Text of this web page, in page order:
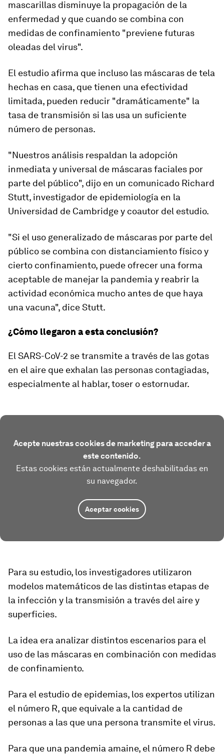
mascarillas disminuye la propagación de la
enfermedad y que cuando se combina con
medidas de confinamiento "previene futuras
oleadas del virus".
El estudio afirma que incluso las máscaras de tela
hechas en casa, que tienen una efectividad
limitada, pueden reducir "dramáticamente" la
tasa de transmisión si las usa un suficiente
número de personas.
"Nuestros análisis respaldan la adopción
inmediata y universal de máscaras faciales por
parte del público", dijo en un comunicado Richard
Stutt, investigador de epidemiología en la
Universidad de Cambridge y coautor del estudio.
"Si el uso generalizado de máscaras por parte del
público se combina con distanciamiento físico y
cierto confinamiento, puede ofrecer una forma
aceptable de manejar la pandemia y reabrir la
actividad económica mucho antes de que haya
una vacuna", dice Stutt.
¿Cómo llegaron a esta conclusión?
El SARS-CoV-2 se transmite a través de las gotas
en el aire que exhalan las personas contagiadas,
especialmente al hablar, toser o estornudar.
Acepte nuestras cookies de marketing para acceder a
este contenido.
Estas cookies están actualmente deshabilitadas en
su navegador.
Aceptar cookies
Para su estudio, los investigadores utilizaron
modelos matemáticos de las distintas etapas de
la infección y la transmisión a través del aire y
superficies.
La idea era analizar distintos escenarios para el
uso de las máscaras en combinación con medidas
de confinamiento.
Para el estudio de epidemias, los expertos utilizan
el número R, que equivale a la cantidad de
personas a las que una persona transmite el virus.
Para que una pandemia amaine, el número R debe